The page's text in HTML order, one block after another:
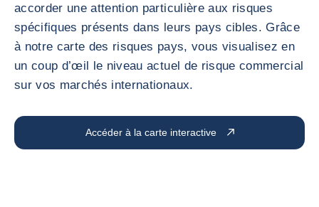
accorder une attention particulière aux risques
spécifiques présents dans leurs pays cibles. Grâce
à notre carte des risques pays, vous visualisez en
un coup d’œil le niveau actuel de risque commercial
sur vos marchés internationaux.
Accéder à la carte interactive